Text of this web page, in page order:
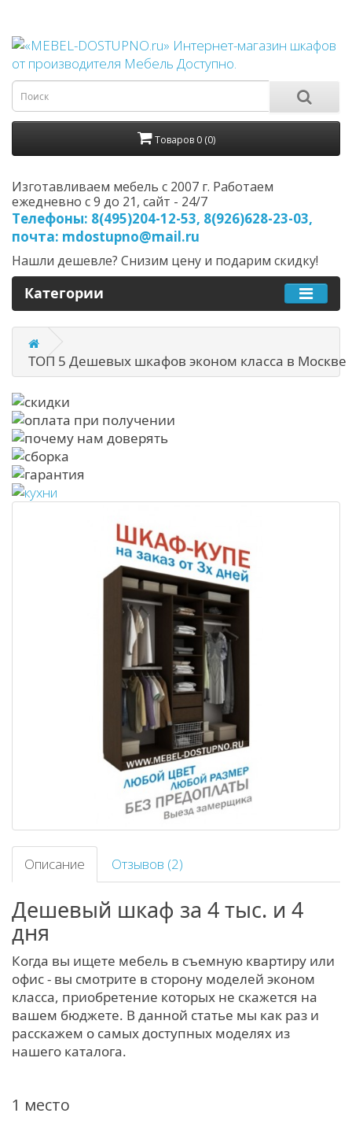
Товаров 0 (0)
Изготавливаем мебель с 2007 г. Работаем
ежедневно с 9 до 21, cайт - 24/7
Телефоны: 8(495)204-12-53, 8(926)628-23-03,
почта: mdostupno@mail.ru
Нашли дешевле? Снизим цену и подарим скидку!
Категории
ТОП 5 Дешевых шкафов эконом класса в Москве
Описание Отзывов (2)
Дешевый шкаф за 4 тыс. и 4
дня
Когда вы ищете мебель в съемную квартиру или
офис - вы смотрите в сторону моделей эконом
класса, приобретение которых не скажется на
вашем бюджете. В данной статье мы как раз и
расскажем о самых доступных моделях из
нашего каталога.
1 место